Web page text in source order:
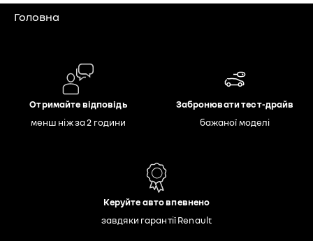
Головна
Отримайте відповідь
менш ніж за 2 години
Забронювати тест-драйв
бажаної моделі
Керуйте авто впевнено
завдяки гарантії Renault